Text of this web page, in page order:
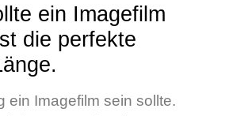
ein Imagefilm
die perfekte
ein Imagefilm sein sollte.